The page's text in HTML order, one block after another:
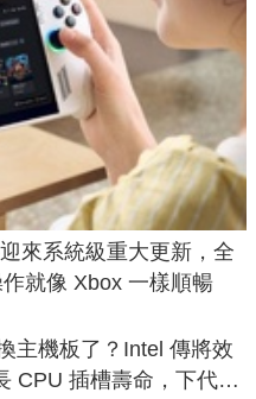
來系統級重大更新，全
就像 Xbox 一樣順暢
主機板了？Intel 傳將效
CPU 插槽壽命，下代